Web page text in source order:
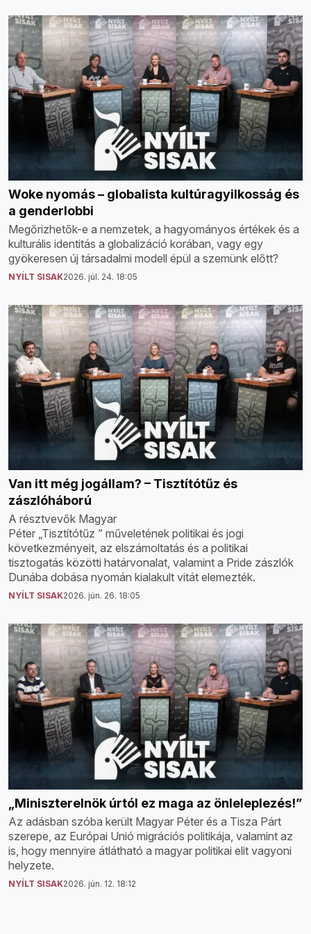
Woke nyomás – globalista kultúragyilkosság és
a genderlobbi
Megőrizhetők-e a nemzetek, a hagyományos értékek és a
kulturális identitás a globalizáció korában, vagy egy
gyökeresen új társadalmi modell épül a szemünk előtt?
NYÍLT SISAK2026. júl. 24. 18:05
Van itt még jogállam? – Tisztítótűz és
zászlóháború
A résztvevők Magyar
Péter „Tisztítótűz ” műveletének politikai és jogi
következményeit, az elszámoltatás és a politikai
tisztogatás közötti határvonalat, valamint a Pride zászlók
Dunába dobása nyomán kialakult vitát elemezték.
NYÍLT SISAK2026. jún. 26. 18:05
„Miniszterelnök úrtól ez maga az önleleplezés!”
Az adásban szóba került Magyar Péter és a Tisza Párt
szerepe, az Európai Unió migrációs politikája, valamint az
is, hogy mennyire átlátható a magyar politikai elit vagyoni
helyzete.
NYÍLT SISAK2026. jún. 12. 18:12